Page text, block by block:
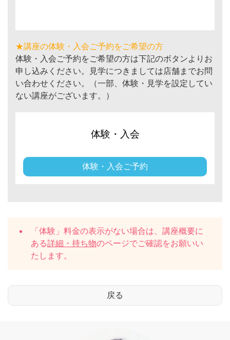
★講座の体験・入会ご予約をご希望の方
体験・入会ご予約をご希望の方は下記のボタンよりお
申し込みください。見学につきましては店舗までお問
い合わせください。（一部、体験・見学を設定してい
ない講座がございます。）
体験・入会
体験・入会ご予約
「体験」料金の表示がない場合は、講座概要に
ある詳細・持ち物のページでご確認をお願いい
たします。